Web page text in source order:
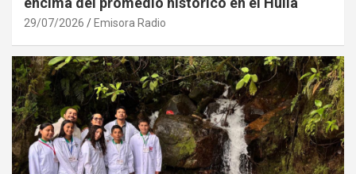
29/07/2026 Emisora Radio